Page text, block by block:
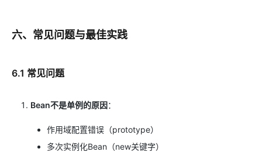
六、常见问题与最佳实践
6.1 常见问题
Bean不是单例的原因：
作用域配置错误（prototype）
多次实例化Bean（new关键字）